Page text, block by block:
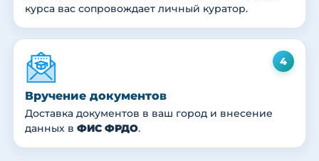
курса вас сопровождает личный куратор.
4
Вручение документов
Доставка документов в ваш город и внесение
данных в ФИС ФРДО.